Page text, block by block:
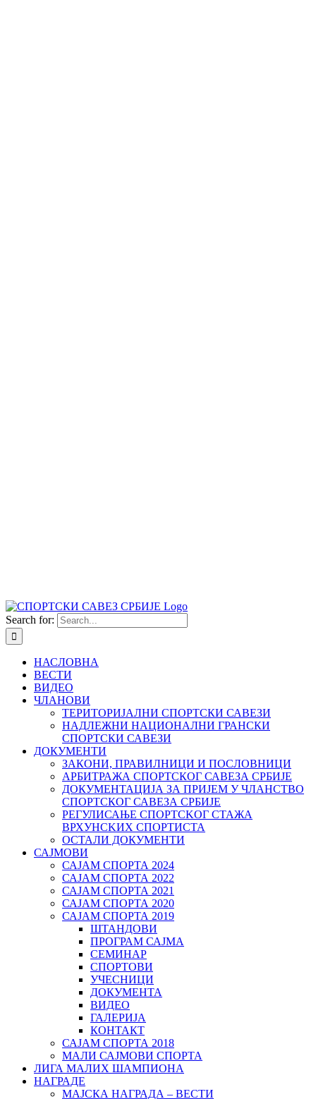
Search for:
НАСЛОВНА
ВЕСТИ
ВИДЕО
ЧЛАНОВИ
ТЕРИТОРИЈАЛНИ СПОРТСКИ САВЕЗИ
НАДЛЕЖНИ НАЦИОНАЛНИ ГРАНСКИ
СПОРТСКИ САВЕЗИ
ДОКУМЕНТИ
ЗАКОНИ, ПРАВИЛНИЦИ И ПОСЛОВНИЦИ
АРБИТРАЖА СПОРТСКОГ САВЕЗА СРБИЈЕ
ДОКУМЕНТАЦИЈА ЗА ПРИЈЕМ У ЧЛАНСТВО
СПОРТСКОГ САВЕЗА СРБИЈЕ
РЕГУЛИСАЊЕ СПОРТСKОГ СТАЖА
ВРХУНСKИХ СПОРТИСТА
ОСТАЛИ ДОКУМЕНТИ
САЈМОВИ
САЈАМ СПОРТА 2024
САЈАМ СПОРТА 2022
САЈАМ СПОРТА 2021
САЈАМ СПОРТА 2020
САЈАМ СПОРТА 2019
ШТАНДОВИ
ПРОГРАМ САЈМА
СЕМИНАР
СПОРТОВИ
УЧЕСНИЦИ
ДОКУМЕНТА
ВИДЕО
ГАЛЕРИЈА
КОНТАКТ
САЈАМ СПОРТА 2018
МАЛИ САЈМОВИ СПОРТА
ЛИГА МАЛИХ ШАМПИОНА
НАГРАДЕ
МАЈСКА НАГРАДА – ВЕСТИ